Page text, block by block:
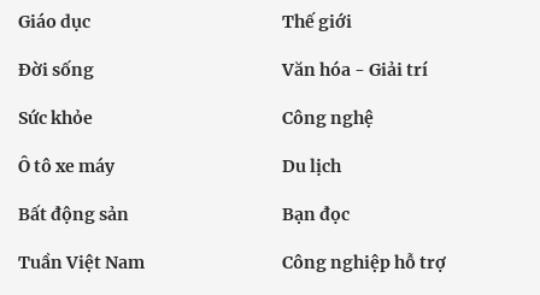
Giáo dục Thế giới
Đời sống Văn hóa - Giải trí
Sức khỏe Công nghệ
Ô tô xe máy Du lịch
Bất động sản Bạn đọc
Tuần Việt Nam Công nghiệp hỗ trợ